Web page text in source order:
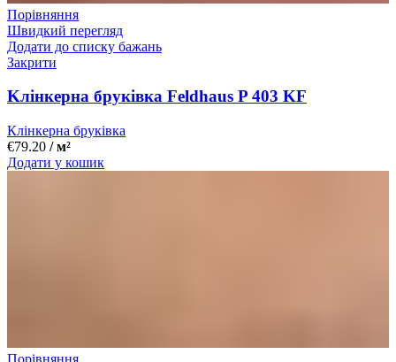
Порівняння
Швидкий перегляд
Додати до списку бажань
Закрити
Kлінкерна бруківка Feldhaus P 403 KF
Клінкерна бруківка
€79.20 / м²
Додати у кошик
Порівняння